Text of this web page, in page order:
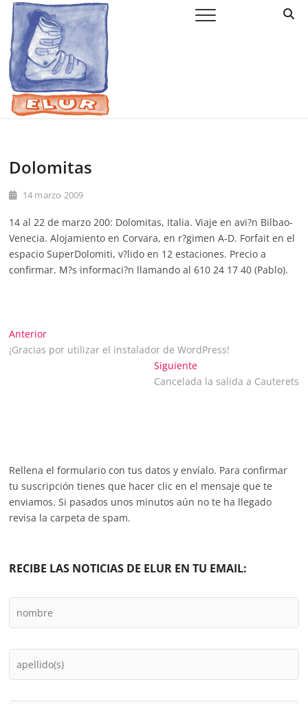
Saltar
contenido
Elur Taldea
EL CLUB DE ESQUÍ DE AMURRIO Y AYALA
Dolomitas
14 marzo 2009
14 al 22 de marzo 200: Dolomitas, Italia. Viaje en avi?n Bilbao-
Venecia. Alojamiento en Corvara, en r?gimen A-D. Forfait en el
espacio SuperDolomiti, v?lido en 12 estaciones. Precio a
confirmar. M?s informaci?n llamando al 610 24 17 40 (Pablo).
Navegación
de
AnteriorEntrada
anterior:
¡Gracias por utilizar el instalador de WordPress!
SiguienteEntrada
siguiente:
Cancelada la salida a Cauterets
Rellena el formulario con tus datos y envíalo. Para confirmar
tu suscripción tienes que hacer clic en el mensaje que te
enviamos. Si pasados unos minutos aún no te ha llegado
revisa la carpeta de spam.
RECIBE LAS NOTICIAS DE ELUR EN TU EMAIL: